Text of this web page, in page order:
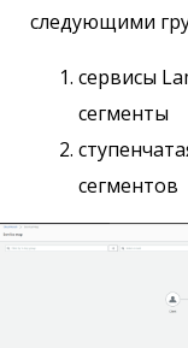
следующими
сервисы
сегменты
сегментов